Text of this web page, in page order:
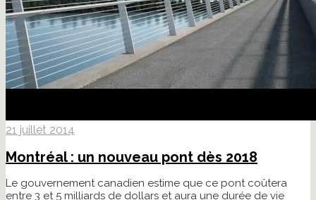
21 juillet 2014
Montréal : un nouveau pont dès 2018
Le gouvernement canadien estime que ce pont coûtera
entre 3 et 5 milliards de dollars et aura une durée de vie